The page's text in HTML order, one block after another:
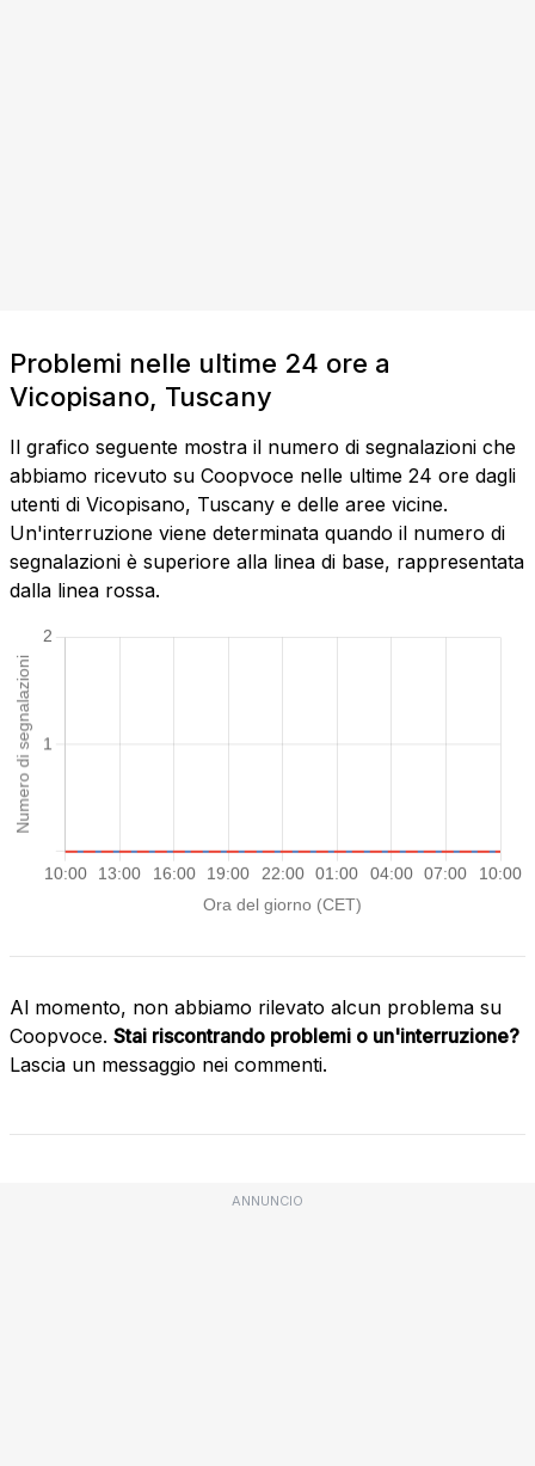
Problemi nelle ultime 24 ore a
Vicopisano, Tuscany
Il grafico seguente mostra il numero di segnalazioni che
abbiamo ricevuto su Coopvoce nelle ultime 24 ore dagli
utenti di Vicopisano, Tuscany e delle aree vicine.
Un'interruzione viene determinata quando il numero di
segnalazioni è superiore alla linea di base, rappresentata
dalla linea rossa.
Al momento, non abbiamo rilevato alcun problema su
Coopvoce. Stai riscontrando problemi o un'interruzione?
Lascia un messaggio nei commenti.
ANNUNCIO